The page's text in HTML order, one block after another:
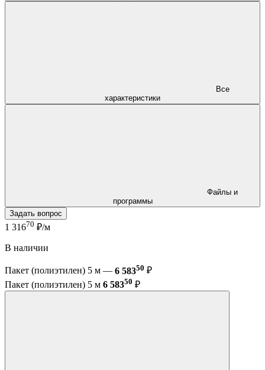
характеристики
программы
Задать вопрос
1 31670 ₽/м
В наличии
Пакет (полиэтилен) 5 м — 6 58350 ₽
Пакет (полиэтилен) 5 м 6 58350 ₽